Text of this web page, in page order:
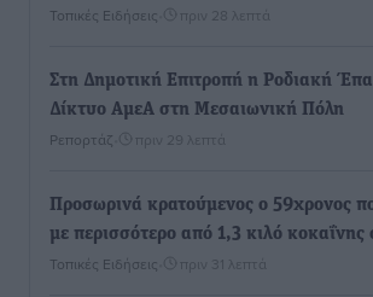
Τοπικές Ειδήσεις πριν 28 λεπτά
Στη Δημοτική Επιτροπή η Ροδιακή
Δίκτυο ΑμεΑ στη Μεσαιωνική Πόλη
Ρεπορτάζ πριν 29 λεπτά
Προσωρινά κρατούμενος ο 59χρονος
με περισσότερο από 1,3 κιλό κοκαΐνης
Τοπικές Ειδήσεις πριν 31 λεπτά